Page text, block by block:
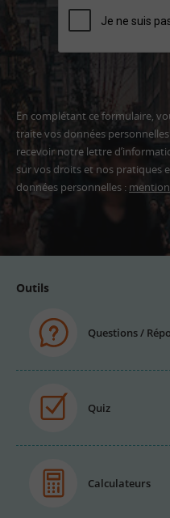
En complétant ce formulaire,
traite vos données
recevoir notre lettre
sur vos droits et nos pratiques
données personnelles :
Outils
Questions /
Quiz
Calculateurs